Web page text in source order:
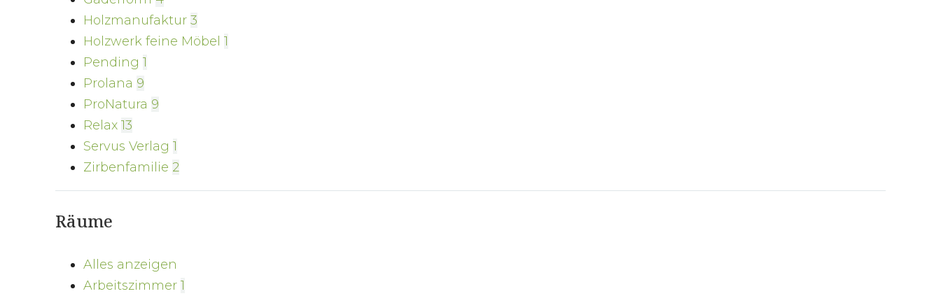
Holzmanufaktur 3
Holzwerk feine Möbel 1
Pending 1
Prolana 9
ProNatura 9
Relax 13
Servus Verlag 1
Zirbenfamilie 2
Räume
Alles anzeigen
Arbeitszimmer 1